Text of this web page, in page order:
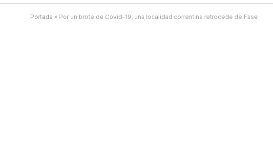
Portada » Por un brote de Covid-19, una localidad correntina retrocede de Fase